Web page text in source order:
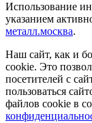
Использование
указанием
металл.москва.
Наш сайт, как и
cookie. Это
посетителей с
пользоваться
файлов cookie в